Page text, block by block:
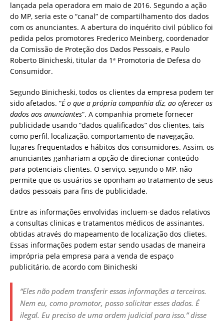
lançada pela operadora em maio de 2016. Segundo a ação
do MP, seria este o “canal” de compartilhamento dos dados
com os anunciantes. A abertura do inquérito civil público foi
pedida pelos promotores Frederico Meinberg, coordenador
da Comissão de Proteção dos Dados Pessoais, e Paulo
Roberto Binicheski, titular da 1ª Promotoria de Defesa do
Consumidor.
Segundo Binicheski, todos os clientes da empresa podem ter
sido afetados. “É o que a própria companhia diz, ao oferecer os
dados aos anunciantes“. A companhia promete fornecer
publicidade usando “dados qualificados” dos clientes, tais
como perfil, localização, comportamento de navegação,
lugares frequentados e hábitos dos consumidores. Assim, os
anunciantes ganhariam a opção de direcionar conteúdo
para potenciais clientes. O serviço, segundo o MP, não
permite que os usuários se oponham ao tratamento de seus
dados pessoais para fins de publicidade.
Entre as informações envolvidas incluem-se dados relativos
a consultas clinicas e tratamentos médicos de assinantes,
obtidas através do mapeamento de localização dos clietes.
Essas informações podem estar sendo usadas de maneira
imprópria pela empresa para a venda de espaço
publicitário, de acordo com Binicheski
“Eles não podem transferir essas informações a terceiros.
Nem eu, como promotor, posso solicitar esses dados. É
ilegal. Eu preciso de uma ordem judicial para isso.”disse